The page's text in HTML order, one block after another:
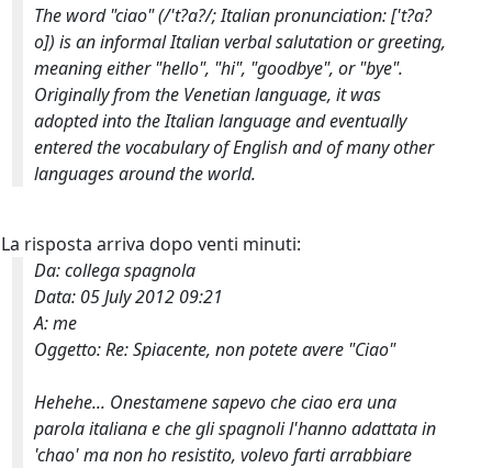
The word "ciao" (/'t?a?/; Italian pronunciation: ['t?a?
o]) is an informal Italian verbal salutation or greeting,
meaning either "hello", "hi", "goodbye", or "bye".
Originally from the Venetian language, it was
adopted into the Italian language and eventually
entered the vocabulary of English and of many other
languages around the world.
La risposta arriva dopo venti minuti:
Da: collega spagnola
Data: 05 July 2012 09:21
A: me
Oggetto: Re: Spiacente, non potete avere "Ciao"
Hehehe... Onestamene sapevo checiaoera una
parola italiana e che gli spagnoli l'hanno adattata in
'chao' ma non ho resistito, volevo farti arrabbiare